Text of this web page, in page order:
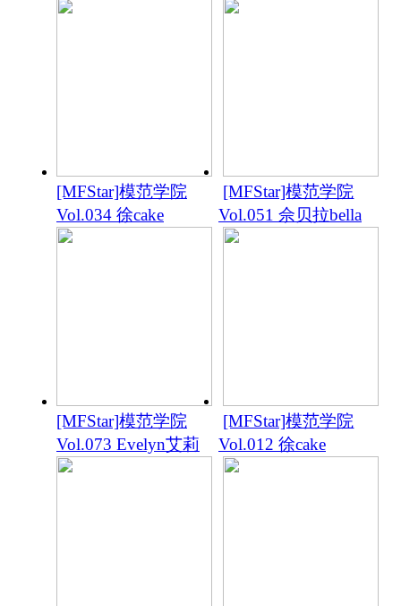
[MFStar]模范学院
Vol.034 徐cake
[MFStar]模范学院
Vol.051 佘贝拉bella
[MFStar]模范学院
Vol.073 Evelyn艾莉
[MFStar]模范学院
Vol.012 徐cake